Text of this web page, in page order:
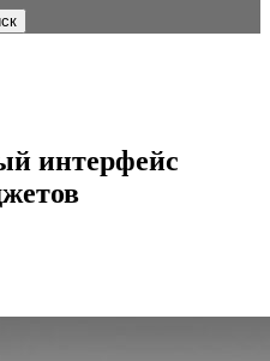
интерфейс